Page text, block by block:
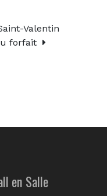
Valentin
forfait
en Salle